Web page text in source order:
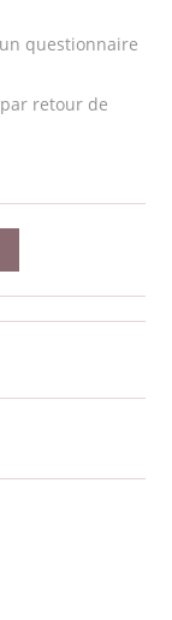
questionnaire
retour de